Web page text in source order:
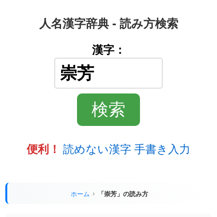
人名漢字辞典 - 読み方検索
漢字：
便利！ 読めない漢字 手書き入力
ホーム 「崇芳」の読み方